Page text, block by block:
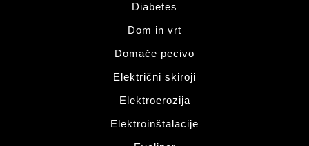
Diabetes
Dom in vrt
Domače pecivo
Električni skiroji
Elektroerozija
Elektroinštalacije